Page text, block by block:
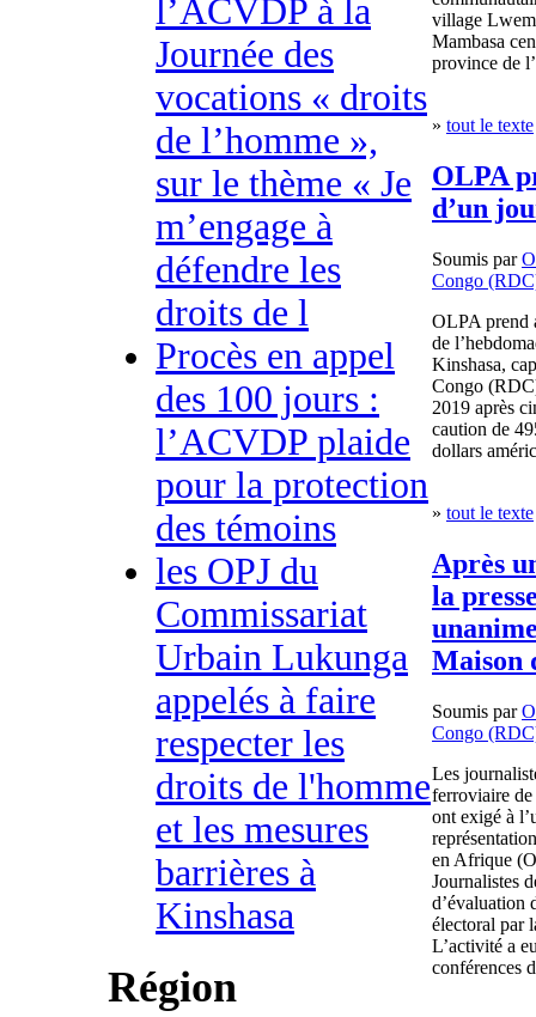
l’ACVDP à la
Journée des
vocations « droits
de l’homme »,
sur le thème « Je
m’engage à
défendre les
droits de l
Procès en appel
des 100 jours :
l’ACVDP plaide
pour la protection
des témoins
les OPJ du
Commissariat
Urbain Lukunga
appelés à faire
respecter les
droits de l'homme
et les mesures
barrières à
Kinshasa
Région
village
Mambasa
province de
» tout le texte
OLPA
d’un
Soumis par
Congo
OLPA prend
de
Kinshasa,
Congo
2019 après
caution de
dollars
» tout le texte
Après
la
Maison
Soumis par
Congo
Les
ferroviaire
ont exigé à
en Afrique
Journalistes
d’évaluation
électoral par
L’activité a
conférences